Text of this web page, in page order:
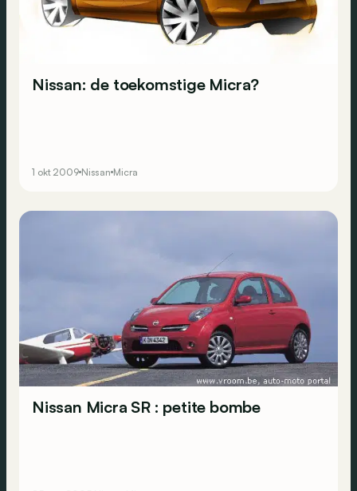
Nissan: de toekomstige Micra?
1 okt 2009 Nissan Micra
Nissan Micra SR : petite bombe